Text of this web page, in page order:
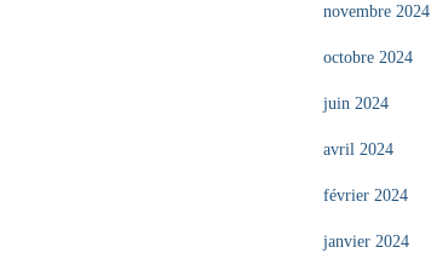
novembre 2024
octobre 2024
juin 2024
avril 2024
février 2024
janvier 2024